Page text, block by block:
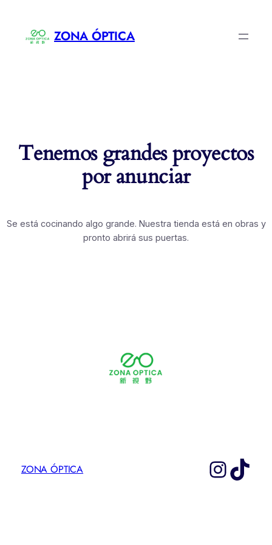
ZONA ÓPTICA
Tenemos grandes proyectos
por anunciar
Se está cocinando algo grande. Nuestra tienda está en obras y
pronto abrirá sus puertas.
ZONA ÓPTICA